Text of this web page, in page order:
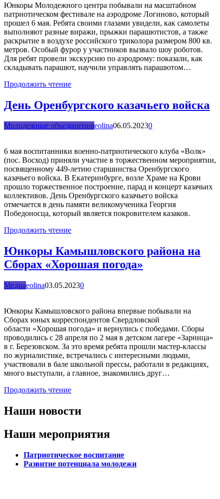
Юнкоры Молодежного центра побывали на масштабном
патриотическом фестивале на аэродроме Логиново, который
прошел 6 мая. Ребята своими глазами увидели, как самолеты
выполняют разные виражи, прыжки парашютистов, а также
раскрытие в воздухе российского триколора размером 800 кв.
метров. Особый фурор у участников вызвало шоу роботов.
Для ребят провели экскурсию по аэродрому: показали, как
складывать парашют, научили управлять парашютом…
Продолжить чтение
День Оренбургского казачьего войска
Молодежные объединенияeolina06.05.20230
6 мая воспитанники военно-патриотического клуба «Волк»
(пос. Восход) приняли участие в торжественном мероприятии,
посвященному 449-летию старшинства Оренбургского
казачьего войска. В Екатеринбурге, возле Храме на Крови
прошло торжественное построение, парад и концерт казачьих
коллективов. День Оренбургского казачьего войска
отмечается в день памяти великомученика Георгия
Победоносца, который является покровителем казаков.
Продолжить чтение
Юнкоры Камышловского района на
Сборах «Хорошая погода»
Медиаeolina03.05.20230
Юнкоры Камышловского района впервые побывали на
Сборах юных корреспондентов Свердловской
области «Хорошая погода» и вернулись с победами. Сборы
проводились с 28 апреля по 2 мая в детском лагере «Зарница»
в г. Березовском. За это время ребята прошли мастер-классы
по журналистике, встречались с интересными людьми,
участвовали в бале школьной прессы, работали в редакциях,
много выступали, а главное, знакомились друг…
Продолжить чтение
Наши новости
Наши мероприятия
Патриотическое воспитание
Развитие потенциала молодежи